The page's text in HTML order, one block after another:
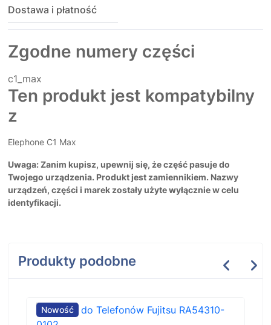
Dostawa i płatność
Zgodne numery części
c1_max
Ten produkt jest kompatybilny
z
Elephone C1 Max
Uwaga: Zanim kupisz, upewnij się, że część pasuje do
Twojego urządzenia. Produkt jest zamiennikiem. Nazwy
urządzeń, części i marek zostały użyte wyłącznie w celu
identyfikacji.
Produkty podobne
Nowość